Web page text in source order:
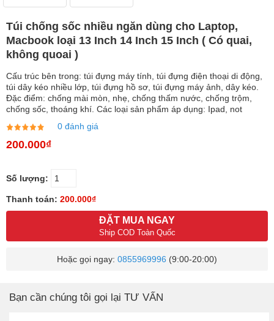
Túi chống sốc nhiều ngăn dùng cho Laptop,
Macbook loại 13 Inch 14 Inch 15 Inch ( Có quai,
không quoai )
Cấu trúc bên trong: túi đựng máy tính, túi đựng điện thoại di động,
túi dây kéo nhiều lớp, túi đựng hồ sơ, túi đựng máy ảnh, dây kéo.
Đặc điểm: chống mài mòn, nhẹ, chống thấm nước, chống trộm,
chống sốc, thoáng khí. Các loại sản phẩm áp dụng: Ipad, not
0 đánh giá
200.000₫
Số lượng:
Thanh toán: 200.000₫
ĐẶT MUA NGAY
Ship COD Toàn Quốc
Hoặc gọi ngay: 0855969996 (9:00-20:00)
Bạn cần chúng tôi gọi lại TƯ VẤN